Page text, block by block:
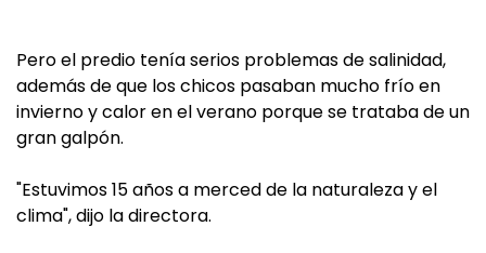
Pero el predio tenía serios problemas de salinidad,
además de que los chicos pasaban mucho frío en
invierno y calor en el verano porque se trataba de un
gran galpón.
"Estuvimos 15 años a merced de la naturaleza y el
clima", dijo la directora.